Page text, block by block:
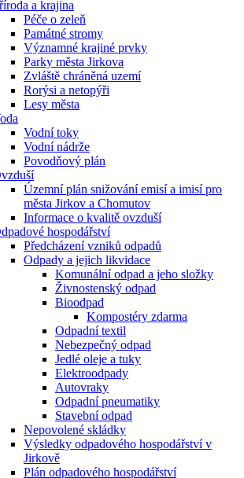
a krajina
Péče o zeleň
Památné stromy
Významné krajiné prvky
Parky města Jirkova
Zvláště chráněná uzemí
Rorýsi a netopýři
Lesy města
Vodní toky
Vodní nádrže
Povodňový plán
Územní plán snižování emisí a imisí pro
města Jirkov a Chomutov
Informace o kvalitě ovzduší
hospodářství
Předcházení vzniků odpadů
Odpady a jejich likvidace
Komunální odpad a jeho složky
Živnostenský odpad
Bioodpad
Kompostéry zdarma
Odpadní textil
Nebezpečný odpad
Jedlé oleje a tuky
Elektroodpady
Autovraky
Odpadní pneumatiky
Stavební odpad
Nepovolené skládky
Výsledky odpadového hospodářství v
Jirkově
Plán odpadového hospodářství